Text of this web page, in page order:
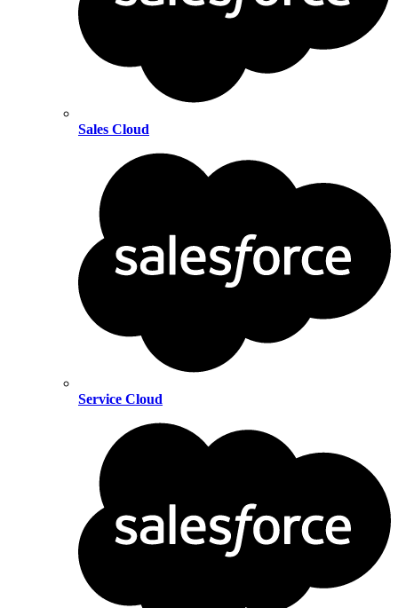
Sales Cloud
Service Cloud